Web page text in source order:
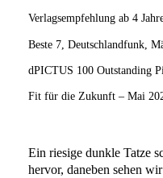
Verlagsempfehlung ab 4
Beste 7, Deutschlandfunk,
dPICTUS 100 Outstanding
Fit für die Zukunft – Mai
Ein riesige dunkle Tatze
hervor, daneben sehen